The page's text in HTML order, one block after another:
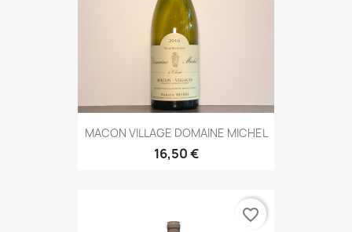
MACON VILLAGE DOMAINE MICHEL
16,50 €
favorite_border